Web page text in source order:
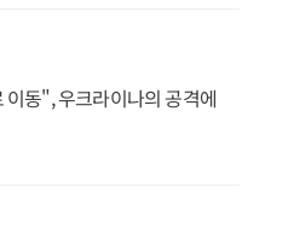
동", 우크라이나의 공격에